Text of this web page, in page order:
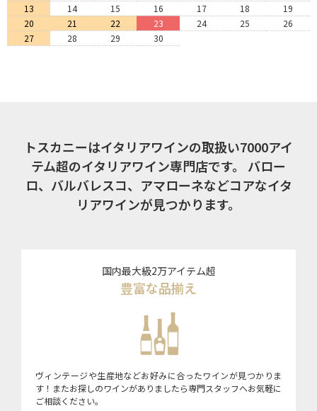
13
14 15 16 17 18
19
20
21 22 23 24 25
26
27
28 29 30
トスカニーはイタリアワインの取扱い7000アイ
テム超のイタリアワイン専門店です。
バロー
ロ、バルバレスコ、アマローネなどコアなイタ
リアワインが見つかります。
国内最大級2万アイテム超
豊富な品揃え
ヴィンテージや生産地などお好みに合ったワインが見つかりま
す！またお探しのワインがありましたら専門スタッフへお気軽に
ご相談ください。